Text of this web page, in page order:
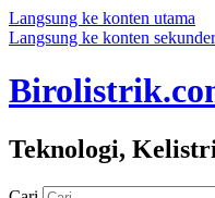
Langsung ke konten utama
Langsung ke konten sekunder
Teknologi,